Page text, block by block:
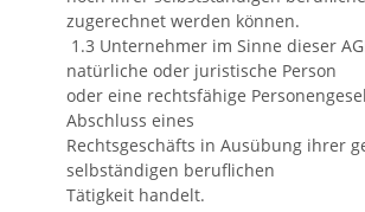
zugerechnet werden können.
1.3 Unternehmer im Sinne dieser
natürliche oder juristische Person
oder eine rechtsfähige
Abschluss eines
Rechtsgeschäfts in Ausübung ihrer
selbständigen beruflichen
Tätigkeit handelt.